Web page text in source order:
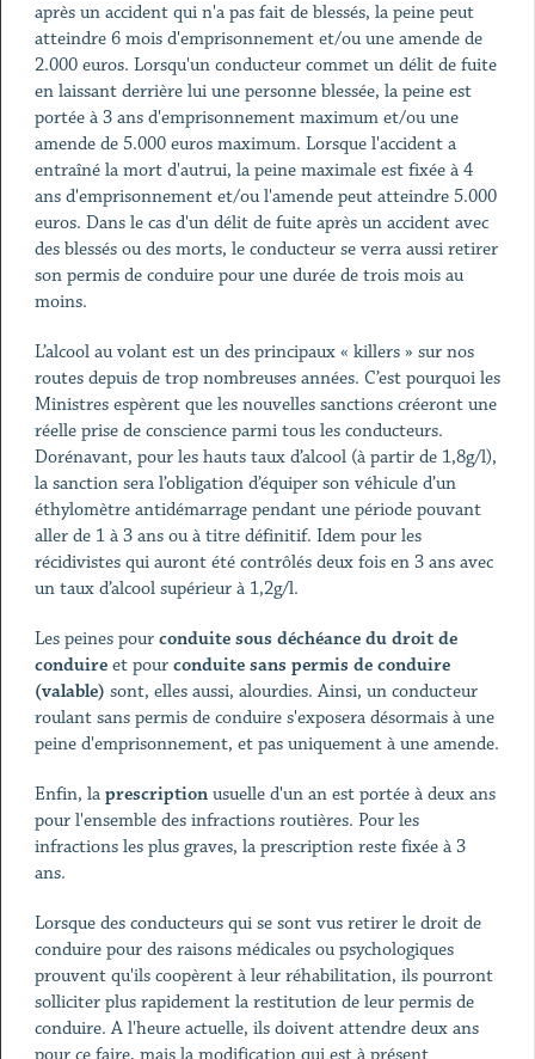
après un accident qui n'a pas fait de blessés, la peine peut
atteindre 6 mois d'emprisonnement et/ou une amende de
2.000 euros. Lorsqu'un conducteur commet un délit de fuite
en laissant derrière lui une personne blessée, la peine est
portée à 3 ans d'emprisonnement maximum et/ou une
amende de 5.000 euros maximum. Lorsque l'accident a
entraîné la mort d'autrui, la peine maximale est fixée à 4
ans d'emprisonnement et/ou l'amende peut atteindre 5.000
euros. Dans le cas d'un délit de fuite après un accident avec
des blessés ou des morts, le conducteur se verra aussi retirer
son permis de conduire pour une durée de trois mois au
moins.
L’alcool au volant est un des principaux « killers » sur nos
routes depuis de trop nombreuses années. C’est pourquoi les
Ministres espèrent que les nouvelles sanctions créeront une
réelle prise de conscience parmi tous les conducteurs.
Dorénavant, pour les hauts taux d’alcool (à partir de 1,8g/l),
la sanction sera l’obligation d’équiper son véhicule d’un
éthylomètre antidémarrage pendant une période pouvant
aller de 1 à 3 ans ou à titre définitif. Idem pour les
récidivistes qui auront été contrôlés deux fois en 3 ans avec
un taux d’alcool supérieur à 1,2g/l.
Les peines pour conduite sous déchéance du droit de
conduireet pour conduite sans permis de conduire
(valable) sont, elles aussi, alourdies. Ainsi, un conducteur
roulant sans permis de conduire s'exposera désormais à une
peine d'emprisonnement, et pas uniquement à une amende.
Enfin, la prescriptionusuelle d'un an est portée à deux ans
pour l'ensemble des infractions routières. Pour les
infractions les plus graves, la prescription reste fixée à 3
ans.
Lorsque des conducteurs qui se sont vus retirer le droit de
conduire pour des raisons médicales ou psychologiques
prouvent qu'ils coopèrent à leur réhabilitation, ils pourront
solliciter plus rapidement la restitution de leur permis de
conduire. A l'heure actuelle, ils doivent attendre deux ans